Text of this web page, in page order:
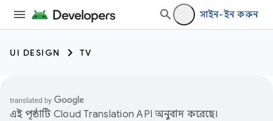
সাইন-ইন করুন
UI DESIGN TV
এই পৃষ্ঠাটি Cloud Translation API অনুবাদ করেছে।